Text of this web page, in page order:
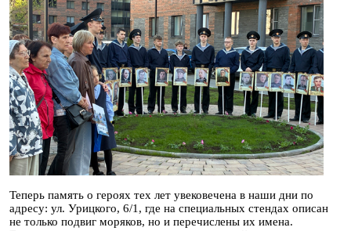
Теперь память о героях тех лет увековечена в наши дни по
адресу: ул. Урицкого, 6/1, где на специальных стендах описан
не только подвиг моряков, но и перечислены их имена.